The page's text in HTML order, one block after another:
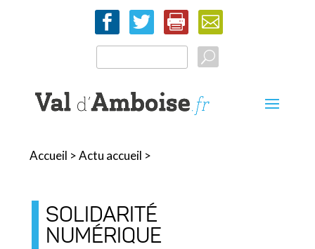
   
Accueil >Actu accueil >
SOLIDARITÉ
NUMÉRIQUE